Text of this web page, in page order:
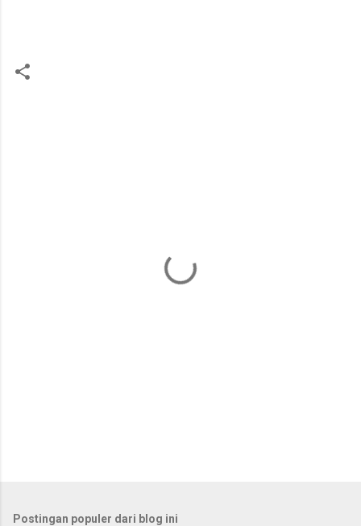
Postingan populer dari blog ini